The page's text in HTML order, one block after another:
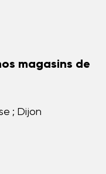
magasins de
; Dijon